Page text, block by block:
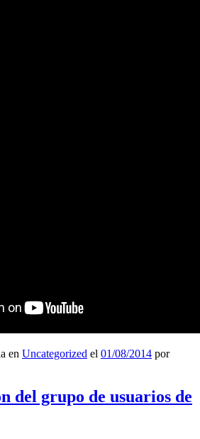
en Uncategorized el 01/08/2014 por
del grupo de usuarios de